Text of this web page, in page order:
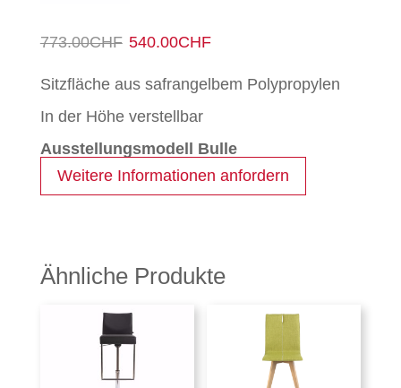
773.00CHF Ursprünglicher
Preis
war:
773.00CHF
540.00CHFAktueller
Preis
540.00CHF.
Sitzfläche aus safrangelbem Polypropylen
In der Höhe verstellbar
Ausstellungsmodell Bulle
Weitere Informationen anfordern
Ähnliche Produkte